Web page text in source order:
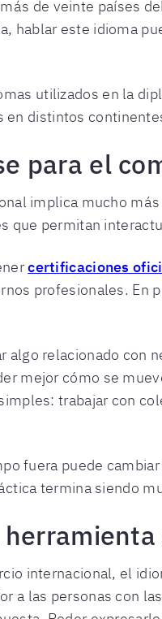
de veinte países
hablar este idioma
utilizados en la
en distintos
para el
implica mucho
que permitan
certificaciones
profesionales. En
algo relacionado con
mejor cómo se
trabajar con
fuera puede
termina siendo
internacional, el
a las personas con